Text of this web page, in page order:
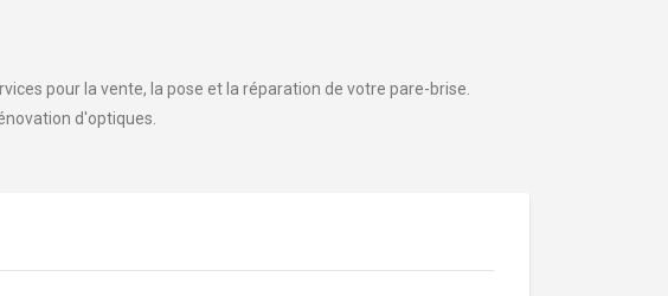
pour la vente, la pose et la réparation de votre pare-brise.
d'optiques.